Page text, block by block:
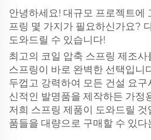
안녕하세요! 대규모 프로젝트에
프링 몇 가지가 필요하신가요?
도와드릴 수 있습니다!
최고의 코일 압축 스프링 제조
스프링이 바로 완벽한 선택입니
두껍고 강력하여 모든 건설 요
신적인 발명품을 제작하든 가정
저희 스프링 제품이 도와드릴 것
품들을 대량으로 구매할 수 있다